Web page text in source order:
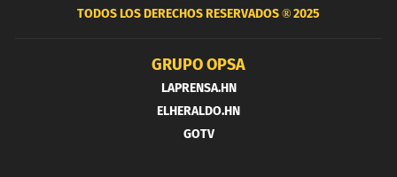
TODOS LOS DERECHOS RESERVADOS ®2025
GRUPO OPSA
LAPRENSA.HN
ELHERALDO.HN
GOTV